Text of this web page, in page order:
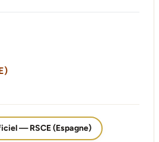
— RSCE (Espagne)